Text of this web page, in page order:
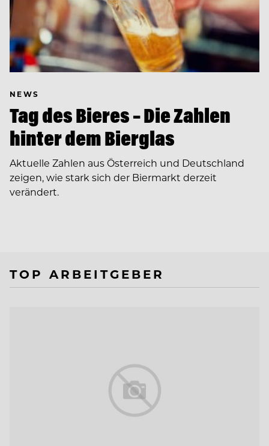
NEWS
Tag des Bieres – Die Zahlen
hinter dem Bierglas
Aktuelle Zahlen aus Österreich und Deutschland
zeigen, wie stark sich der Biermarkt derzeit
verändert.
TOP ARBEITGEBER